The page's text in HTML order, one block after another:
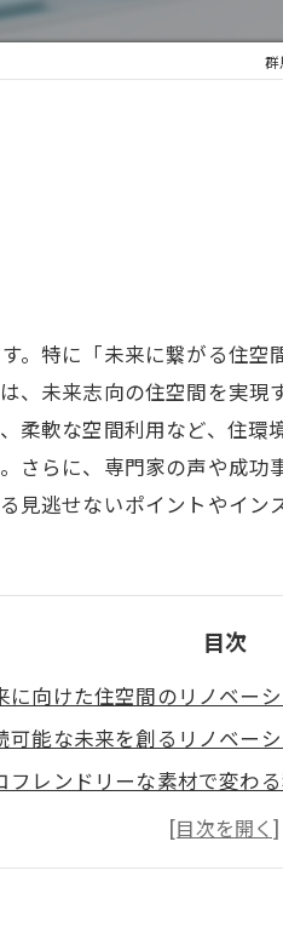
群
。特に「未来に繋がる住
、未来志向の住空間を実
柔軟な空間利用など、住
さらに、専門家の声や成
逃せないポイントやイン
目次
に向けた住空間のリノベー
可能な未来を創るリノベー
フレンドリーな素材で変わ
事例から学ぶ！未来志向の
家が語る！快適性を追求し